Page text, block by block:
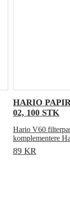
HARIO
02, 100 STK
Hario V60
komplementere
89 KR